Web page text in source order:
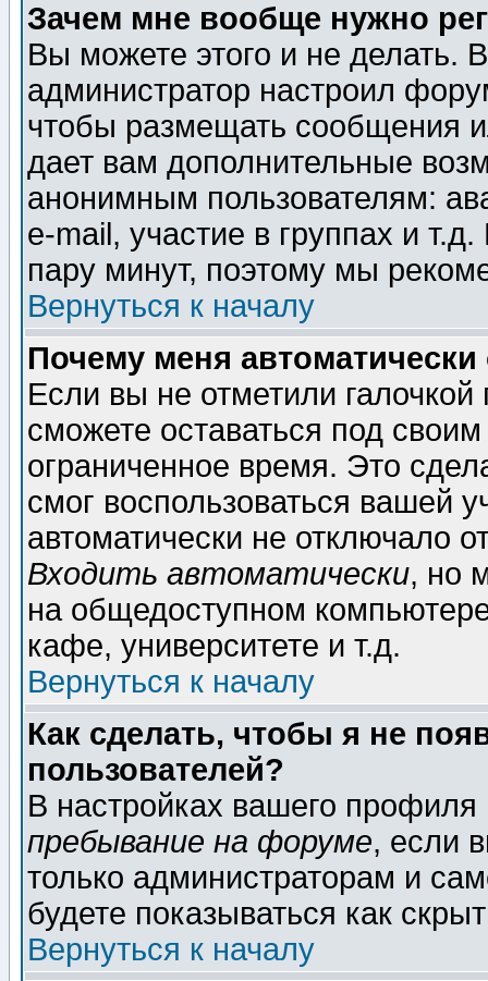
Зачем мне вообще нужно
Вы можете этого и не делать.
администратор настроил
чтобы размещать сообщения
дает вам дополнительные
анонимным пользователям:
e-mail, участие в группах и
пару минут, поэтому мы
Вернуться к началу
Почему меня автоматически
Если вы не отметили галочкой
сможете оставаться под
ограниченное время. Это
смог воспользоваться вашей
автоматически не отключало
Входить автоматически, но
на общедоступном
кафе, университете и т.д.
Вернуться к началу
Как сделать, чтобы я не
пользователей?
В настройках вашего
пребывание на форуме, если
только администраторам и
будете показываться как
Вернуться к началу